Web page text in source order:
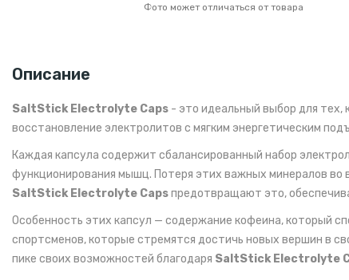
Фото может отличаться от товара
Описание
SaltStick Electrolyte Caps - это идеальный выбор для тех,
восстановление электролитов с мягким энергетическим
Каждая капсула содержит сбалансированный набор
функционирования мышц. Потеря этих важных минералов
SaltStick Electrolyte Capsпредотвращают это,
Особенность этих капсул — содержание кофеина, который
спортсменов, которые стремятся достичь новых вершин в
пике своих возможностей благодаря SaltStick Electrolyte